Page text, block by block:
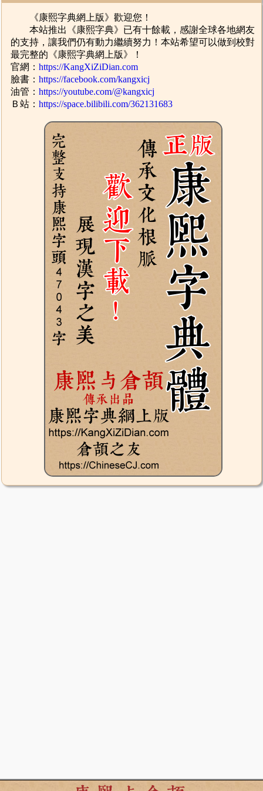
《康熙字典網上版》歡迎您！
本站推出《康熙字典》已有十餘載，感謝全球各地網友
的支持，讓我們仍有動力繼續努力！本站希望可以做到校對
最完整的《康熙字典網上版》！
官網：https://KangXiZiDian.com
臉書：https://facebook.com/kangxicj
油管：https://youtube.com/@kangxicj
Ｂ站：https://space.bilibili.com/362131683